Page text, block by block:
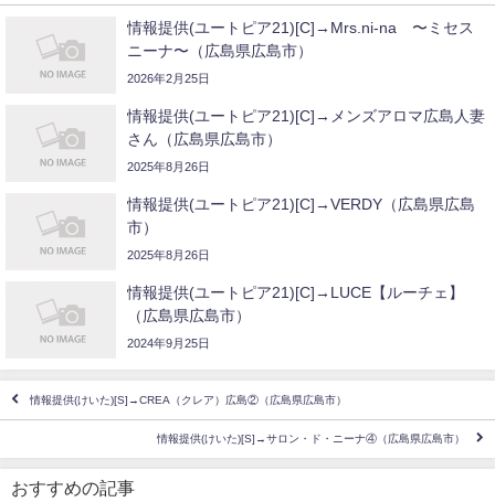
情報提供(ユートピア21)[C]→Mrs.ni-na 〜ミセス
ニーナ〜（広島県広島市）
2026年2月25日
情報提供(ユートピア21)[C]→メンズアロマ広島人妻
さん（広島県広島市）
2025年8月26日
情報提供(ユートピア21)[C]→VERDY（広島県広島
市）
2025年8月26日
情報提供(ユートピア21)[C]→LUCE【ルーチェ】
（広島県広島市）
2024年9月25日
情報提供(けいた)[S]→CREA（クレア）広島②（広島県広島市）
情報提供(けいた)[S]→サロン・ド・ニーナ④（広島県広島市）
おすすめの記事